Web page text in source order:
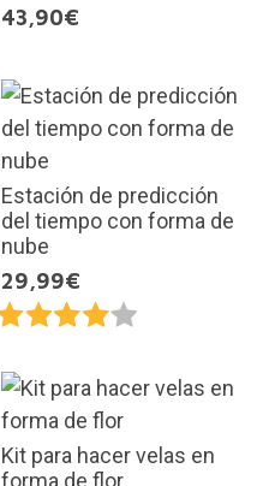
43,90€
Estación de predicción
del tiempo con forma de
nube
29,99€
Kit para hacer velas en